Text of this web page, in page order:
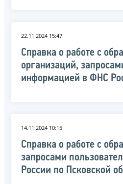
22.11.2024 15:47
Справка о работе с
организаций,
информацией в ФНС
14.11.2024 10:15
Справка о работе с
запросами
России по Псковской